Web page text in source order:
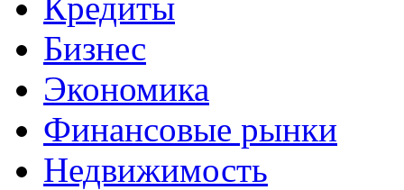
Бизнес
Экономика
Финансовые рынки
Недвижимость